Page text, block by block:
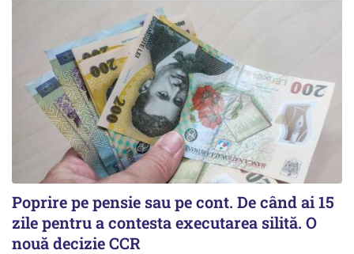
Poprire pe pensie sau pe cont. De când ai 15
zile pentru a contesta executarea silită. O
nouă decizie CCR